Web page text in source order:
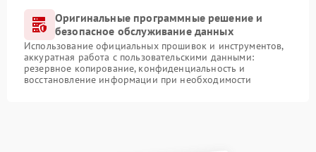
Оригинальные программные решение и
безопасное обслуживание данных
Использование официальных прошивок и инструментов,
аккуратная работа с пользовательскими данными:
резервное копирование, конфиденциальность и
восстановление информации при необходимости